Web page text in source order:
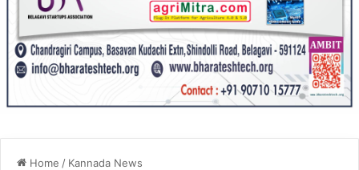
Home / Kannada News